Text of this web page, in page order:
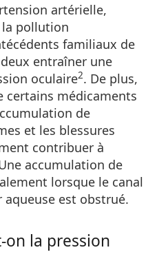
artérielle,
la pollution
familiaux de
entraîner une
oculaire2. De plus,
certains médicaments
de
et les blessures
contribuer à
accumulation de
lorsque le canal
est obstrué.
on la pression